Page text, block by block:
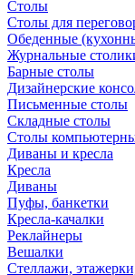
Столы
Столы для
Обеденные
Журнальные
Барные столы
Дизайнерские
Письменные столы
Складные столы
Столы
Диваны и кресла
Кресла
Диваны
Пуфы, банкетки
Кресла-качалки
Реклайнеры
Вешалки
Стеллажи,